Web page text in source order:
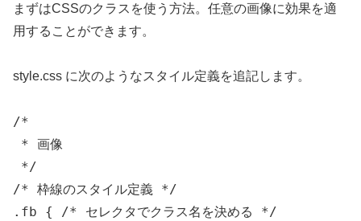
まずはCSSのクラスを使う方法。任意の画像に効果を適
用することができます。
style.css に次のようなスタイル定義を追記します。
/*
* 画像
*/
/* 枠線のスタイル定義 */
.fb { /* セレクタでクラス名を決める */